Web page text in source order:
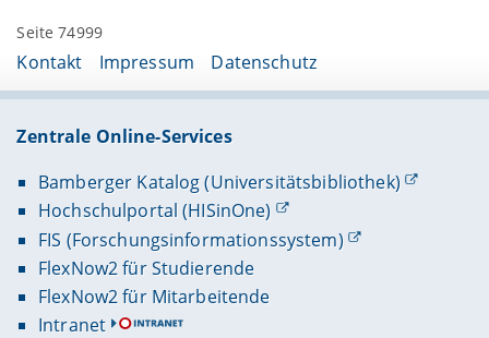
Seite 74999
Kontakt Impressum Datenschutz
Zentrale Online-Services
Bamberger Katalog (Universitätsbibliothek)
Hochschulportal (HISinOne)
FIS (Forschungsinformationssystem)
FlexNow2 für Studierende
FlexNow2 für Mitarbeitende
Intranet